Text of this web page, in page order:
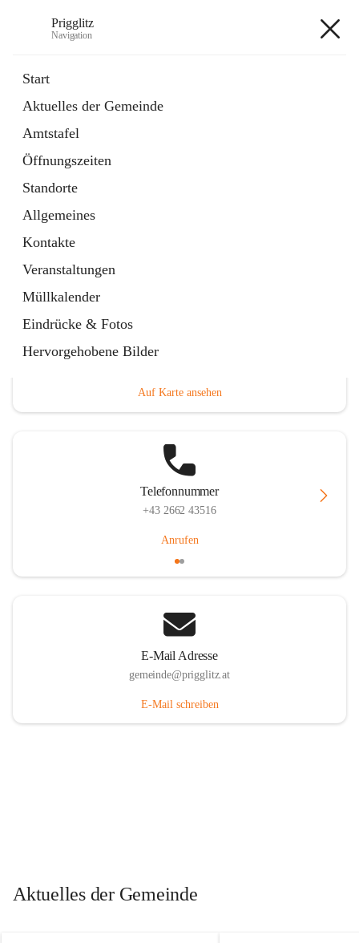
Prigglitz
Navigation
Start
Aktuelles der Gemeinde
Amtstafel
Öffnungszeiten
Standorte
Allgemeines
Kontakte
Veranstaltungen
Müllkalender
Eindrücke & Fotos
Hervorgehobene Bilder
Externe Webseite
in
Tab
Gemeindezeitung
Ordner
öffnet
in
neuem
Tab
Hauptadresse
Auf Karte ansehen
Telefonnummer
+43 2662 43516
Anrufen
E-Mail Adresse
gemeinde@prigglitz.at
E-Mail schreiben
Aktuelles der Gemeinde